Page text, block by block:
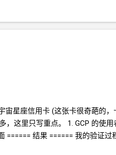
宙星座信用卡 (这张卡很奇葩的，
，这里只写重点。 1. GCP 的使用
结果 ====== 我的验证过